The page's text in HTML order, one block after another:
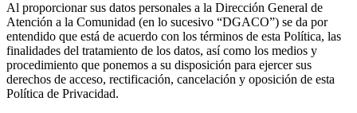
Al proporcionar sus datos personales a la Dirección General de
Atención a la Comunidad (en lo sucesivo “DGACO”) se da por
entendido que está de acuerdo con los términos de esta Política, las
finalidades del tratamiento de los datos, así como los medios y
procedimiento que ponemos a su disposición para ejercer sus
derechos de acceso, rectificación, cancelación y oposición de esta
Política de Privacidad.